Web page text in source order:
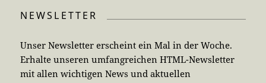
NEWSLETTER
Unser Newsletter erscheint ein Mal in der Woche.
Erhalte unseren umfangreichen HTML-Newsletter
mit allen wichtigen News und aktuellen